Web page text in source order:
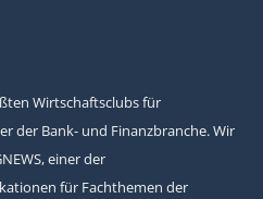
Wirtschaftsclubs für
der Bank- und Finanzbranche. Wir
einer der
für Fachthemen der